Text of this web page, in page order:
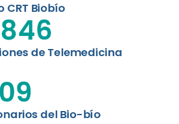
CRT Biobío
de Telemedicina
del Bio-bío